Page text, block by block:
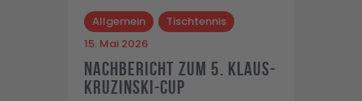
Allgemein
Tischtennis
15. Mai 2026
Nachbericht zum 5. Klaus-
Kruzinski-Cup